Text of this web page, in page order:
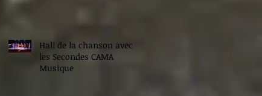
Hall de la chanson avec
les Secondes CAMA
Musique